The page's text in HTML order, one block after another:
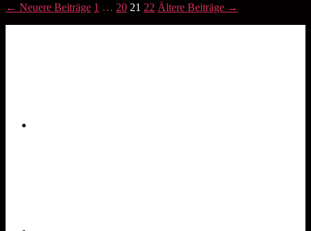
← Neuere Beiträge 1 … 20 21 22 Ältere Beiträge →